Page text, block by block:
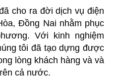
cho ra đời dịch vụ điện
Đồng Nai nhằm phục
Với kinh nghiệm
tôi đã tạo dựng được
lòng khách hàng và và
cả nước.